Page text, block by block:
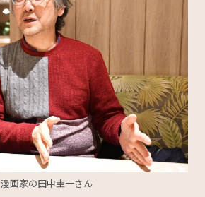
漫画家の田中圭一さん